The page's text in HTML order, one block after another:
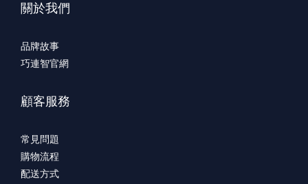
關於我們
品牌故事
巧連智官網
顧客服務
常見問題
購物流程
配送方式